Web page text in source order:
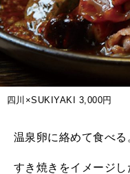
四川×SUKIYAKI 3,000円
温泉卵に絡めて食べる
すき焼きをイメージ